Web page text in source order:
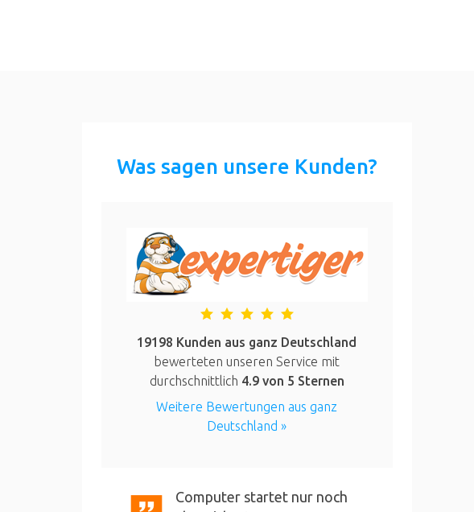
Was sagen unsere Kunden?
19198 Kunden aus ganz Deutschland
bewerteten unseren Service mit
durchschnittlich 4.9von 5 Sternen
Weitere Bewertungen aus ganz
Deutschland »
Computer startet nur noch